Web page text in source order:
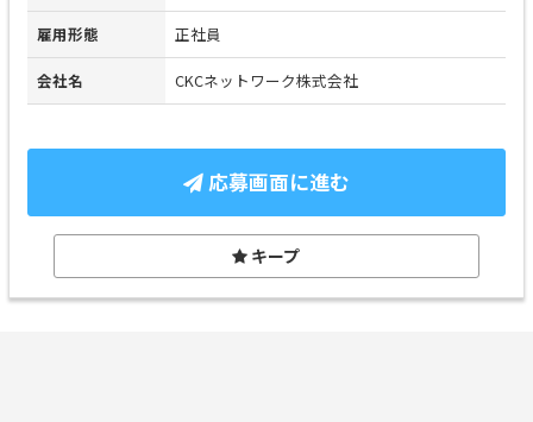
雇用形態 正社員
会社名 CKCネットワーク株式会社
応募画面に進む
キープ